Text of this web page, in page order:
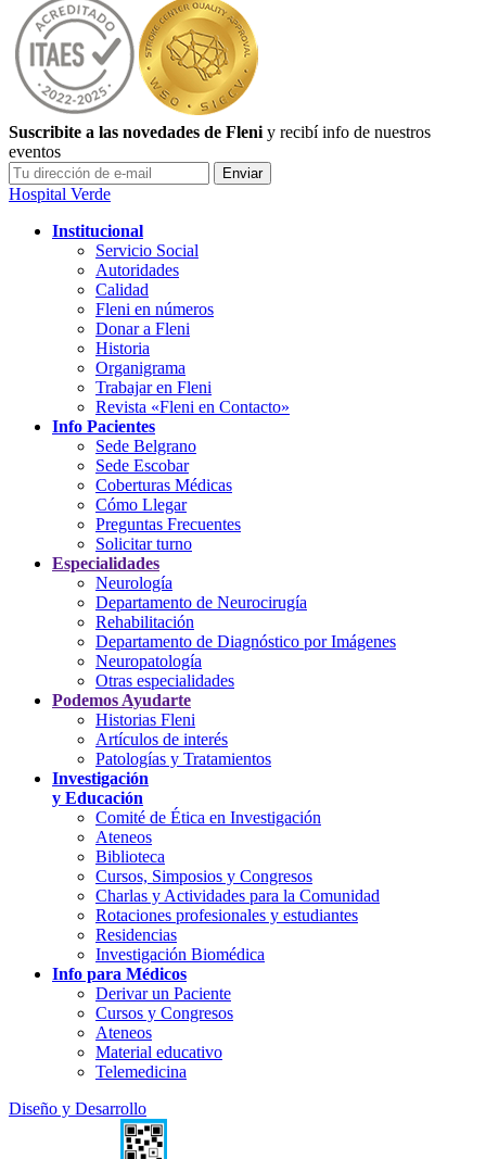
Suscribite a las novedades de Fleni y recibí info de nuestros
eventos
Hospital Verde
Institucional
Servicio Social
Autoridades
Calidad
Fleni en números
Donar a Fleni
Historia
Organigrama
Trabajar en Fleni
Revista «Fleni en Contacto»
Info Pacientes
Sede Belgrano
Sede Escobar
Coberturas Médicas
Cómo Llegar
Preguntas Frecuentes
Solicitar turno
Especialidades
Neurología
Departamento de Neurocirugía
Rehabilitación
Departamento de Diagnóstico por Imágenes
Neuropatología
Otras especialidades
Podemos Ayudarte
Historias Fleni
Artículos de interés
Patologías y Tratamientos
Investigación
y Educación
Comité de Ética en Investigación
Ateneos
Biblioteca
Cursos, Simposios y Congresos
Charlas y Actividades para la Comunidad
Rotaciones profesionales y estudiantes
Residencias
Investigación Biomédica
Info para Médicos
Derivar un Paciente
Cursos y Congresos
Ateneos
Material educativo
Telemedicina
Diseño y Desarrollo